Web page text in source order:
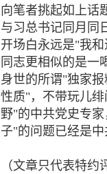
向笔者挑起如上话
与习总书记同月同
开场白永远是"我
同志更相似的是一
身世的所谓"独家
性质"，不带玩儿
野"的中共党史专
子"的问题已经是
（文章只代表特约